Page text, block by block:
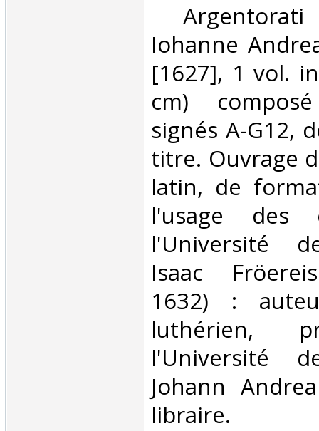
Argentorati
Iohanne
[1627], 1 vol.
cm)
signés A-G12,
titre. Ouvrage
latin, de
l'usage des
l'Université
Isaac
1632) :
luthérien,
l'Université
Johann
libraire. ‎